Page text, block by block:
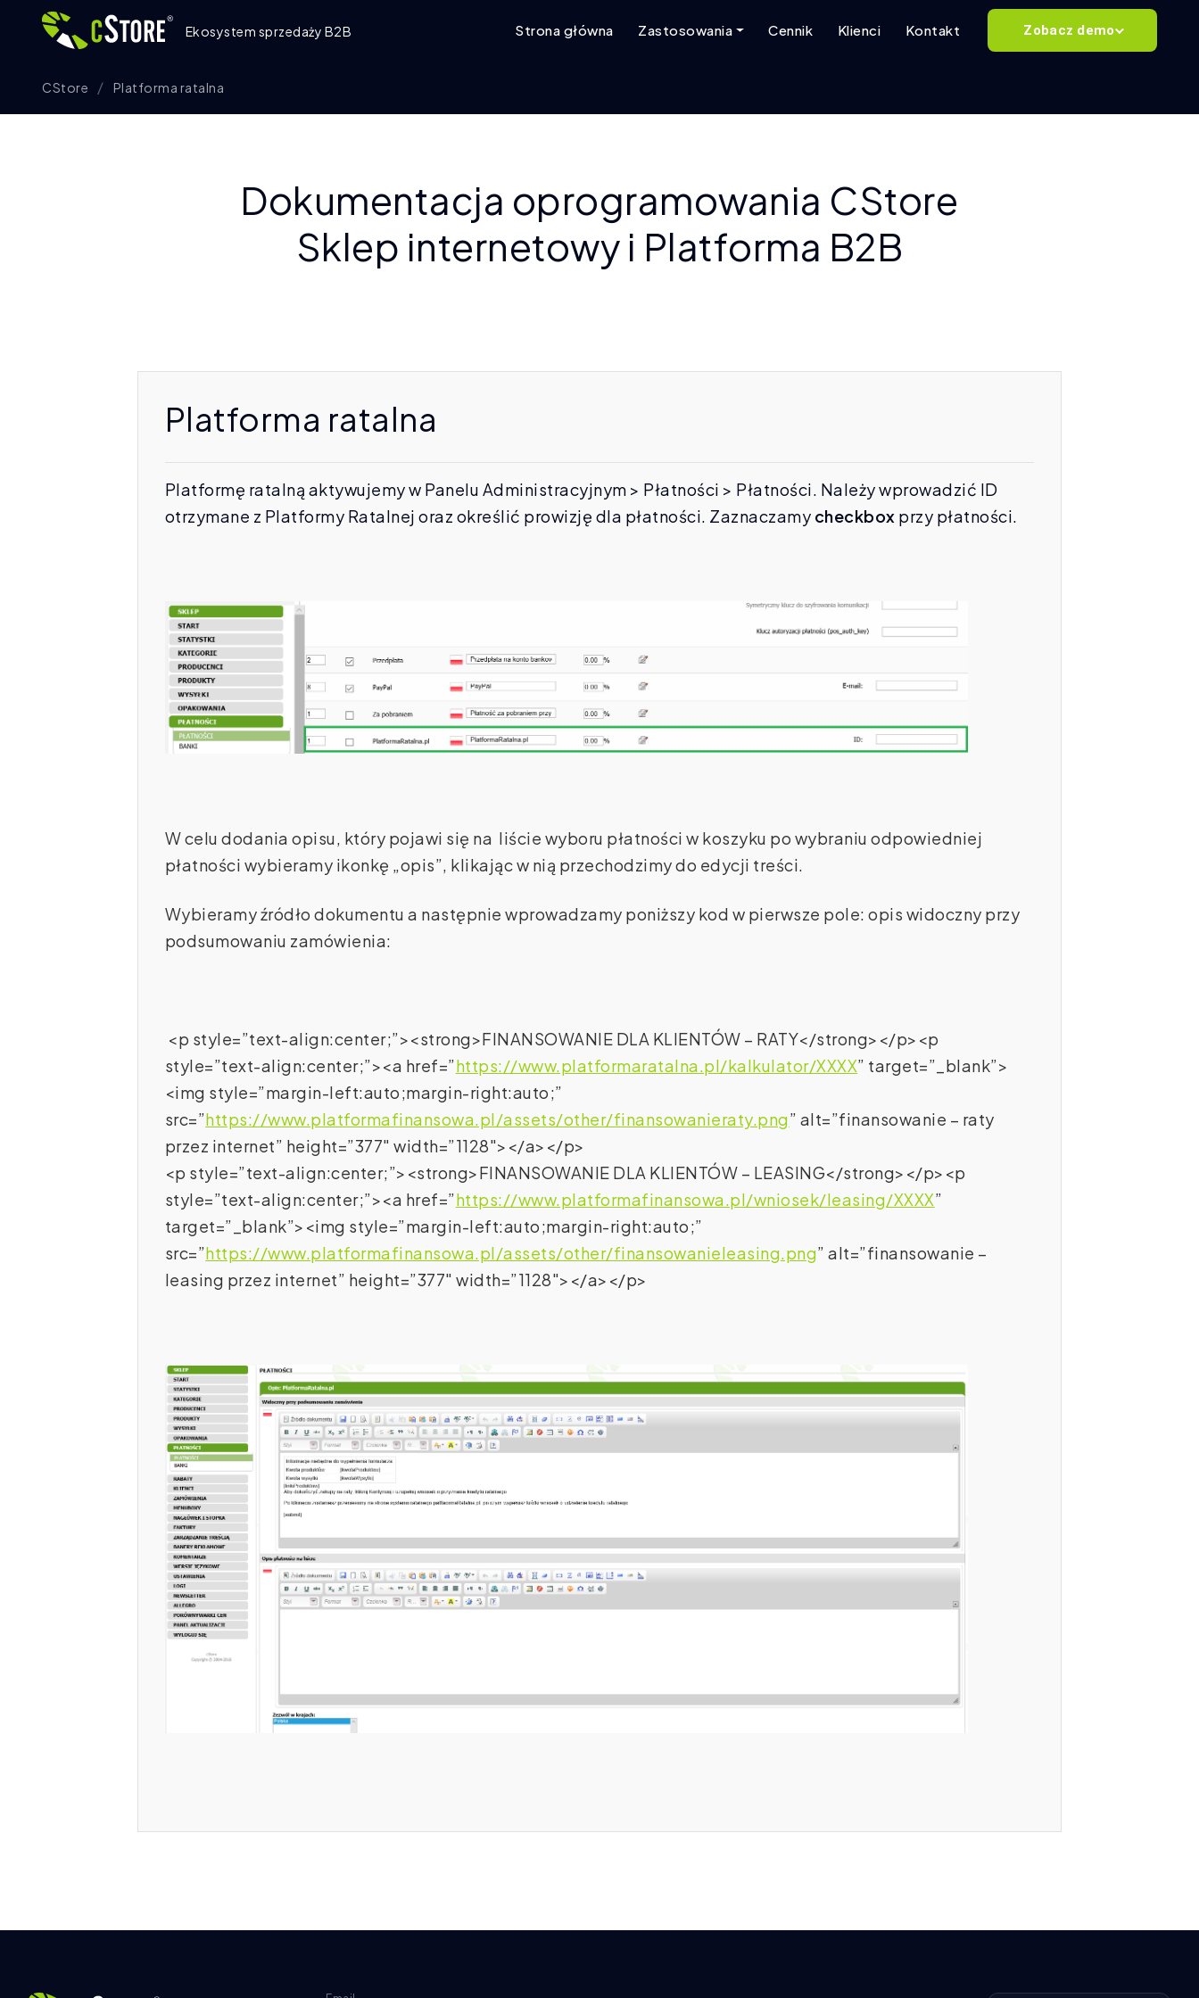
Ekosystem sprzedaży B2B Strona główna Zastosowania Cennik Klienci Kontakt Zobacz demo
CStore Platforma ratalna
Dokumentacja oprogramowania CStore
Sklep internetowy i Platforma B2B
Platforma ratalna
Platformę ratalną aktywujemy w Panelu Administracyjnym > Płatności > Płatności. Należy wprowadzić ID
otrzymane z Platformy Ratalnej oraz określić prowizję dla płatności. Zaznaczamy checkbox przy płatności.
W celu dodania opisu, który pojawi się na liście wyboru płatności w koszyku po wybraniu odpowiedniej
płatności wybieramy ikonkę „opis”, klikając w nią przechodzimy do edycji treści.
Wybieramy źródło dokumentu a następnie wprowadzamy poniższy kod w pierwsze pole: opis widoczny przy
podsumowaniu zamówienia:
<p style=”text-align:center;”><strong>FINANSOWANIE DLA KLIENTÓW – RATY</strong></p><p
style=”text-align:center;”><a href=”https://www.platformaratalna.pl/kalkulator/XXXX” target=”_blank”>
<img style=”margin-left:auto;margin-right:auto;”
src=”https://www.platformafinansowa.pl/assets/other/finansowanieraty.png” alt=”finansowanie – raty
przez internet” height=”377″ width=”1128″></a></p>
<p style=”text-align:center;”><strong>FINANSOWANIE DLA KLIENTÓW – LEASING</strong></p><p
style=”text-align:center;”><a href=”https://www.platformafinansowa.pl/wniosek/leasing/XXXX”
target=”_blank”><img style=”margin-left:auto;margin-right:auto;”
src=”https://www.platformafinansowa.pl/assets/other/finansowanieleasing.png” alt=”finansowanie –
leasing przez internet” height=”377″ width=”1128″></a></p>